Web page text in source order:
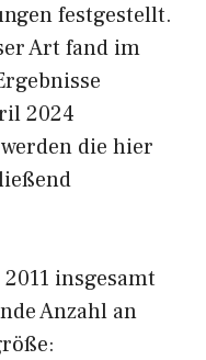
festgestellt.
Art fand im
2024
die hier
insgesamt
Anzahl an